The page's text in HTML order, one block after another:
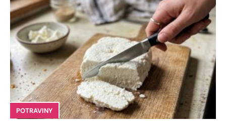
POTRAVINY